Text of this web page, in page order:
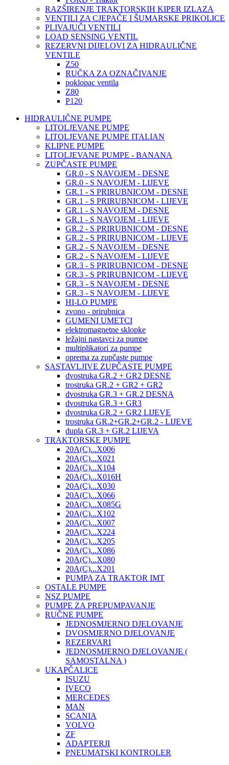
RAZŠIRENJE TRAKTORSKIH KIPER IZLAZA
VENTILI ZA CJEPAČE I ŠUMARSKE PRIKOLICE
PLIVAJUČI VENTILI
LOAD SENSING VENTIL
REZERVNI DIJELOVI ZA HIDRAULIČNE
VENTILE
Z50
RUČKA ZA OZNAČIVANJE
poklopac ventila
Z80
P120
HIDRAULIČNE PUMPE
LITOLJEVANE PUMPE
LITOLJEVANE PUMPE ITALIAN
KLIPNE PUMPE
LITOLJEVANE PUMPE - BANANA
ZUPČASTE PUMPE
GR.0 - S NAVOJEM - DESNE
GR.0 - S NAVOJEM - LIJEVE
GR.1 - S PRIRUBNICOM - DESNE
GR.1 - S PRIRUBNICOM - LIJEVE
GR.1 - S NAVOJEM - DESNE
GR.1 - S NAVOJEM - LIJEVE
GR.2 - S PRIRUBNICOM - DESNE
GR.2 - S PRIRUBNICOM - LIJEVE
GR.2 - S NAVOJEM - DESNE
GR.2 - S NAVOJEM - LIJEVE
GR.3 - S PRIRUBNICOM - DESNE
GR.3 - S PRIRUBNICOM - LIJEVE
GR.3 - S NAVOJEM - DESNE
GR.3 - S NAVOJEM - LIJEVE
HI-LO PUMPE
zvono - prirubnica
GUMENI UMETCI
elektromagnetne sklopke
ležajni nastavci za pumpe
multiplikatori za pumpe
oprema za zupčaste pumpe
SASTAVLJIVE ZUPČASTE PUMPE
dvostruka GR.2 + GR2 DESNE
trostruka GR.2 + GR2 + GR2
dvostruka GR.3 + GR.2 DESNA
dvostruka GR.3 + GR3
dvostruka GR.2 + GR2 LIJEVE
trostruka GR.2+GR.2+GR.2 - LIJEVE
dupla GR.3 + GR.2 LIJEVA
TRAKTORSKE PUMPE
20A(C)...X006
20A(C)...X021
20A(C)...X104
20A(C)...X016H
20A(C)...X030
20A(C)...X066
20A(C)...X085G
20A(C)...X102
20A(C)...X007
20A(C)...X224
20A(C)...X205
20A(C)...X086
20A(C)...X080
20A(C)...X201
PUMPA ZA TRAKTOR IMT
OSTALE PUMPE
NSZ PUMPE
PUMPE ZA PREPUMPAVANJE
RUČNE PUMPE
JEDNOSMJERNO DJELOVANJE
DVOSMJERNO DJELOVANJE
REZERVARI
JEDNOSMJERNO DJELOVANJE (
SAMOSTALNA )
UKAPČALICE
ISUZU
IVECO
MERCEDES
MAN
SCANIA
VOLVO
ZF
ADAPTERJI
PNEUMATSKI KONTROLER